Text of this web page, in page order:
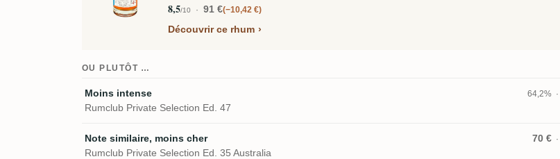
8,5/10 91 € −10,42 €
Découvrir ce rhum
OU PLUTÔT …
Moins intense 64,2%
Rumclub Private Selection Ed. 47
Note similaire, moins cher 70 €
Rumclub Private Selection Ed. 35 Australia